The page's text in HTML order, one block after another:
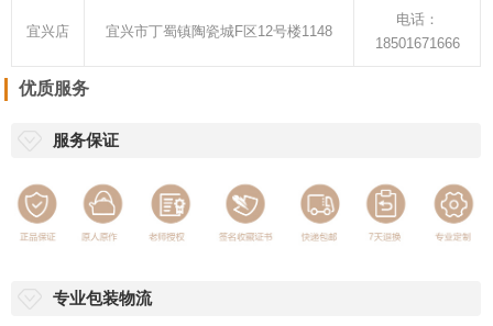
宜兴店 宜兴市丁蜀镇陶瓷城F区12号楼1148
电话：
18501671666
优质服务
服务保证
专业包装物流